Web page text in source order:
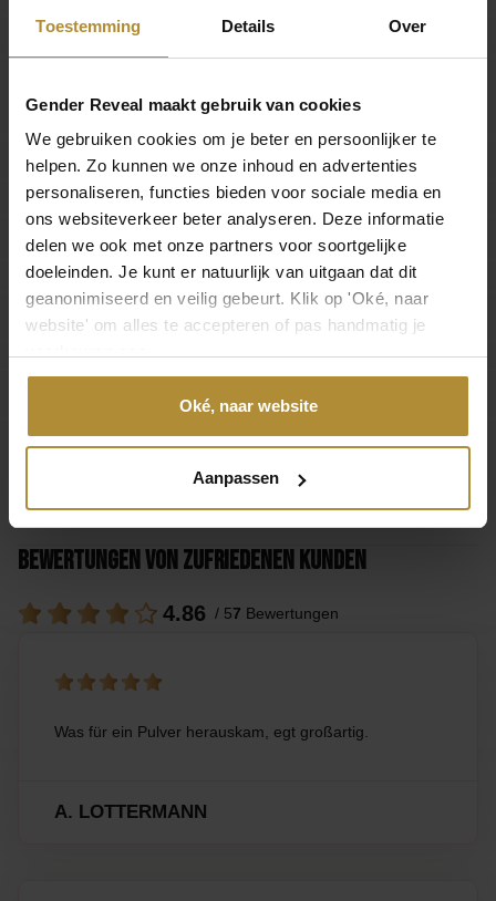
Toestemming Details Over
Gender Reveal maakt gebruik van cookies
We gebruiken cookies om je beter en persoonlijker te
helpen. Zo kunnen we onze inhoud en advertenties
personaliseren, functies bieden voor sociale media en
ons websiteverkeer beter analyseren. Deze informatie
delen we ook met onze partners voor soortgelijke
doeleinden. Je kunt er natuurlijk van uitgaan dat dit
geanonimiseerd en veilig gebeurt. Klik op 'Oké, naar
website' om alles te accepteren of pas handmatig je
Oké, naar website
Aanpassen
Machen Sie Ihre Gender Reveal Party unvergesslich mit dem
Abmessungen
Produkt
Abmessungen
41 x 14 cm (L x B)
Material
Pulverförmig gefärbt aus natürlichen Materialien
Inhalt
5 kg
KR-001
Bewertungen von zufriedenen Kunden
4.86 / 57 Bewertungen
Was für ein Pulver herauskam, egt großartig.
A. LOTTERMANN